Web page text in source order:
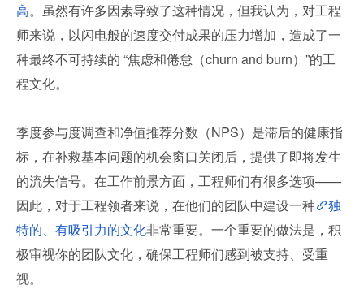
高。虽然有许多因素导致了这种情况，但我认为，对工程
师来说，以闪电般的速度交付成果的压力增加，造成了一
种最终不可持续的 “焦虑和倦怠（churn and burn）”的工
程文化。
季度参与度调查和净值推荐分数（NPS）是滞后的健康指
标，在补救基本问题的机会窗口关闭后，提供了即将发生
的流失信号。在工作前景方面，工程师们有很多选项——
因此，对于工程领者来说，在他们的团队中建设一种
独
特的、有吸引力的文化非常重要。一个重要的做法是，积
极审视你的团队文化，确保工程师们感到被支持、受重
视。